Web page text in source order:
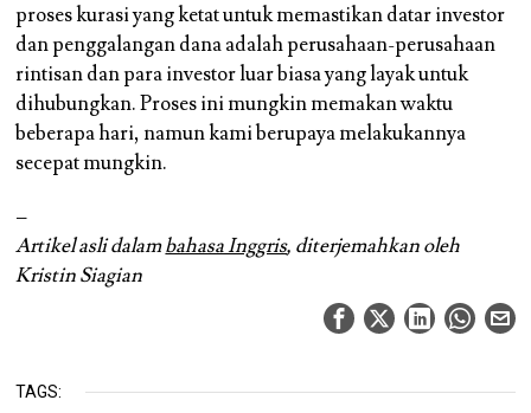
proses kurasi yang ketat untuk memastikan datar investor
dan penggalangan dana adalah perusahaan-perusahaan
rintisan dan para investor luar biasa yang layak untuk
dihubungkan. Proses ini mungkin memakan waktu
beberapa hari, namun kami berupaya melakukannya
secepat mungkin.
–
Artikel asli dalambahasa Inggris, diterjemahkan oleh
Kristin Siagian
TAGS: